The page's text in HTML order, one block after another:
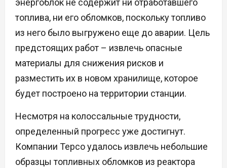
энергоблок не содержит ни отработавшего
топлива, ни его обломков, поскольку топливо
из него было выгружено еще до аварии. Цель
предстоящих работ – извлечь опасные
материалы для снижения рисков и
разместить их в новом хранилище, которое
будет построено на территории станции.
Несмотря на колоссальные трудности,
определенный прогресс уже достигнут.
Компании Tepco удалось извлечь небольшие
образцы топливных обломков из реактора